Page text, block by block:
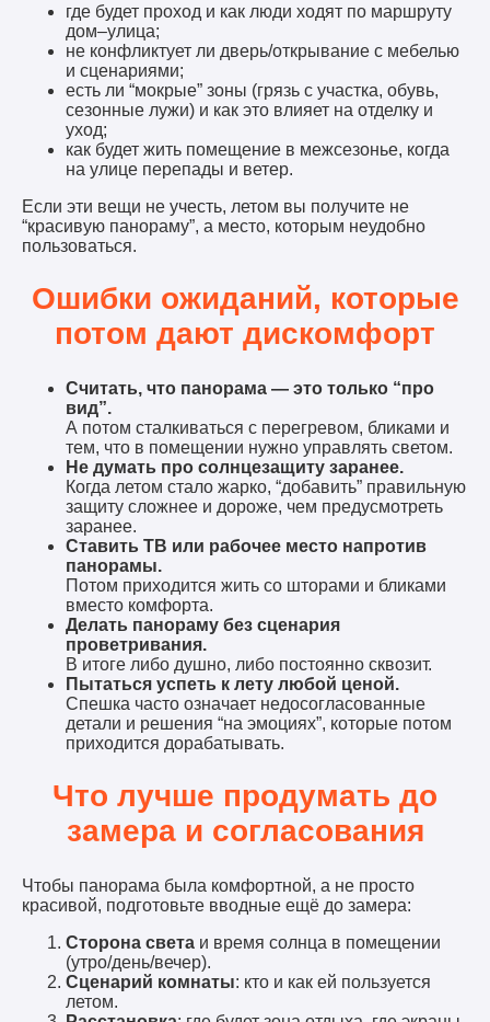
где будет проход и как люди ходят по маршруту
дом–улица;
не конфликтует ли дверь/открывание с мебелью
и сценариями;
есть ли “мокрые” зоны (грязь с участка, обувь,
сезонные лужи) и как это влияет на отделку и
уход;
как будет жить помещение в межсезонье, когда
на улице перепады и ветер.
Если эти вещи не учесть, летом вы получите не
“красивую панораму”, а место, которым неудобно
пользоваться.
Ошибки ожиданий, которые
потом дают дискомфорт
Считать, что панорама — это только “про
вид”.
А потом сталкиваться с перегревом, бликами и
тем, что в помещении нужно управлять светом.
Не думать про солнцезащиту заранее.
Когда летом стало жарко, “добавить” правильную
защиту сложнее и дороже, чем предусмотреть
заранее.
Ставить ТВ или рабочее место напротив
панорамы.
Потом приходится жить со шторами и бликами
вместо комфорта.
Делать панораму без сценария
проветривания.
В итоге либо душно, либо постоянно сквозит.
Пытаться успеть к лету любой ценой.
Спешка часто означает недосогласованные
детали и решения “на эмоциях”, которые потом
приходится дорабатывать.
Что лучше продумать до
замера и согласования
Чтобы панорама была комфортной, а не просто
красивой, подготовьте вводные ещё до замера:
Сторона света и время солнца в помещении
(утро/день/вечер).
Сценарий комнаты: кто и как ей пользуется
летом.